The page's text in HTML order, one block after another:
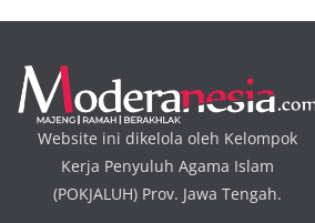
Website ini dikelola oleh Kelompok
Kerja Penyuluh Agama Islam
(POKJALUH) Prov. Jawa Tengah.